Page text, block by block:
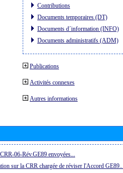
Contributions
Documents temporaires (DT)
Documents d´information (INFO)
Documents administratifs (ADM)
Publications
Activités connexes
Autres informations
06-Rév.GE89 envoyées...
sur la CRR chargée de réviser l'Accord